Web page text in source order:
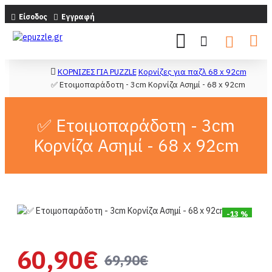
Είσοδος Εγγραφή
ΚΟΡΝΙΖΕΣ ΓΙΑ PUZZLE Κορνίζες για παζλ 68 x 92cm
✅ Ετοιμοπαράδοτη - 3cm Κορνίζα Ασημί - 68 x 92cm
✅ Ετοιμοπαράδοτη - 3cm
Κορνίζα Ασημί - 68 x 92cm
-13 %
60,90€ 69,90€